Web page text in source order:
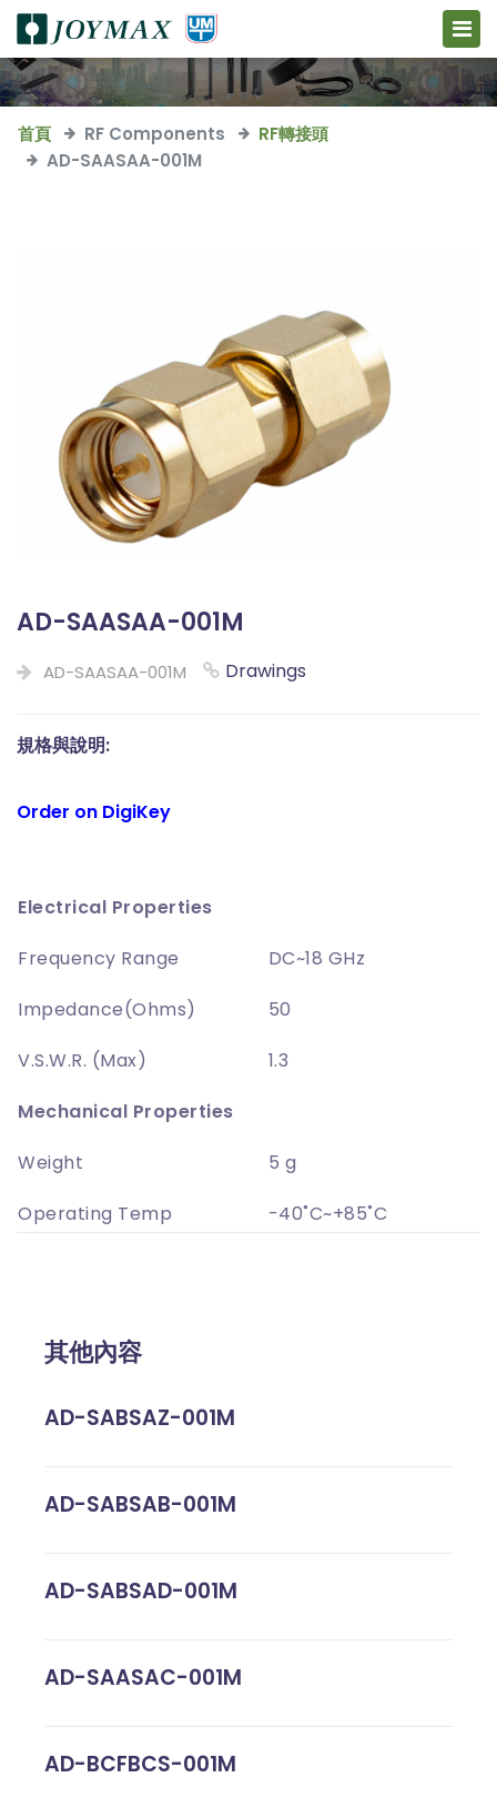
首頁 RF Components
RF轉接頭
AD-SAASAA-001M
AD-SAASAA-001M
AD-SAASAA-001M Drawings
規格與說明:
Order on DigiKey
Electrical Properties
Frequency Range
DC~18 GHz
Impedance(Ohms)
50
V.S.W.R. (Max)
1.3
Mechanical Properties
Weight
5 g
Operating Temp
-40˚C~+85˚C
其他內容
AD-SABSAZ-001M
AD-SABSAB-001M
AD-SABSAD-001M
AD-SAASAC-001M
AD-BCFBCS-001M